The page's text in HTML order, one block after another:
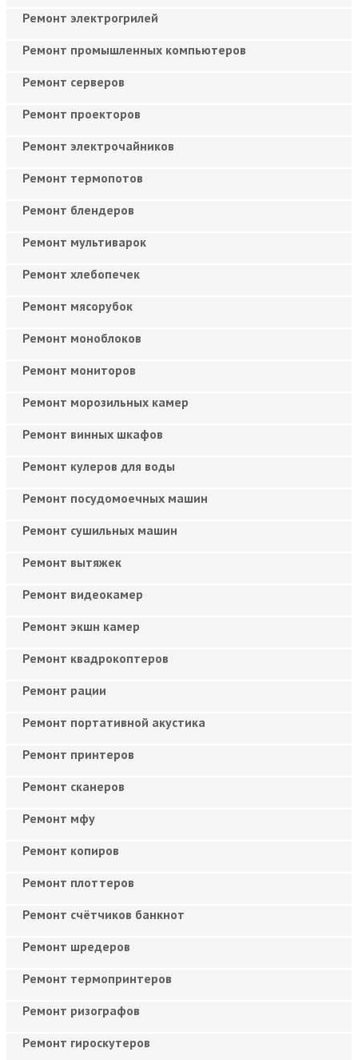
Ремонт электрогрилей
Ремонт промышленных компьютеров
Ремонт серверов
Ремонт проекторов
Ремонт электрочайников
Ремонт термопотов
Ремонт блендеров
Ремонт мультиварок
Ремонт хлебопечек
Ремонт мясорубок
Ремонт моноблоков
Ремонт мониторов
Ремонт морозильных камер
Ремонт винных шкафов
Ремонт кулеров для воды
Ремонт посудомоечных машин
Ремонт сушильных машин
Ремонт вытяжек
Ремонт видеокамер
Ремонт экшн камер
Ремонт квадрокоптеров
Ремонт рации
Ремонт портативной акустика
Ремонт принтеров
Ремонт сканеров
Ремонт мфу
Ремонт копиров
Ремонт плоттеров
Ремонт счётчиков банкнот
Ремонт шредеров
Ремонт термопринтеров
Ремонт ризографов
Ремонт гироскутеров